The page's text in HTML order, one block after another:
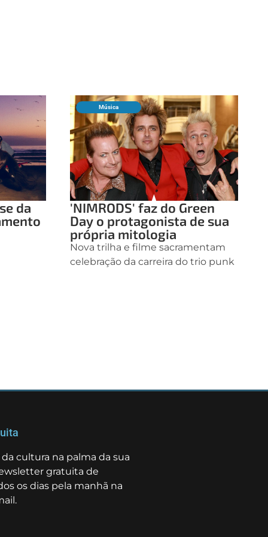
da
Música
'NIMRODS' faz do Green
Day o protagonista de sua
própria mitologia
Nova trilha e filme sacramentam
celebração da carreira do trio punk
cultura na palma da sua
gratuita de
os dias pela manhã na